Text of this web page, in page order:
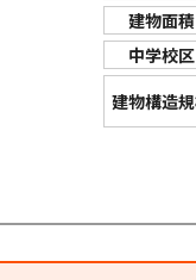
建物面積
中学校区
建物構造